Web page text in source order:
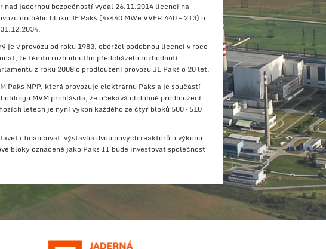
nad jadernou bezpečností vydal 26.11.2014 licenci na
druhého bloku JE Pakš (4x440 MWe VVER 440 - 213) o
je v provozu od roku 1983, obdržel podobnou licenci v roce
že těmto rozhodnutím předcházelo rozhodnutí
z roku 2008 o prodloužení provozu JE Pakš o 20 let.
Paks NPP, která provozuje elektrárnu Paks a je součástí
MVM prohlásila, že očekává obdobné prodloužení
letech je nyní výkon každého ze čtyř bloků 500 – 510
i financovat výstavba dvou nových reaktorů o výkonu
bloky označené jako Paks II bude investovat společnost